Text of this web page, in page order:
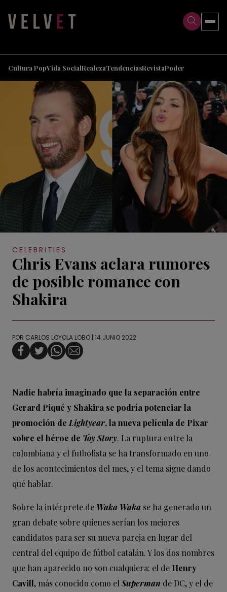
Cultura PopVida SocialRealezaTendenciasRevistaPoder
CELEBRITIES
Chris Evans aclara rumores
de posible romance con
Shakira
POR CARLOS LOYOLA LOBO | 14 JUNIO 2022
Nadie habría imaginado que la separación entre
Gerard Piqué y Shakira se podría potenciar la
promoción de Lightyear, la nueva película de Pixar
sobre el héroe de Toy Story. La ruptura entre la
colombiana y el futbolista se ha transformado en uno
de los acontecimientos del mes, y el tema sigue dando
qué hablar.
Sobre la intérprete de Waka Waka se ha generado un
gran debate sobre quienes serían los mejores
candidatos para ser su nueva pareja en lugar del
central del equipo de fútbol catalán. Y los dos nombres
que han aparecido no son cualquiera: el de Henry
Cavill, más conocido como el Superman de DC, y el de